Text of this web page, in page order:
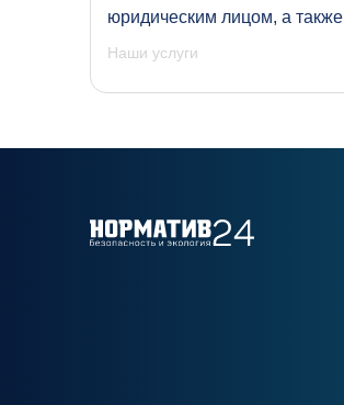
юридическим лицом, а
Наши услуги